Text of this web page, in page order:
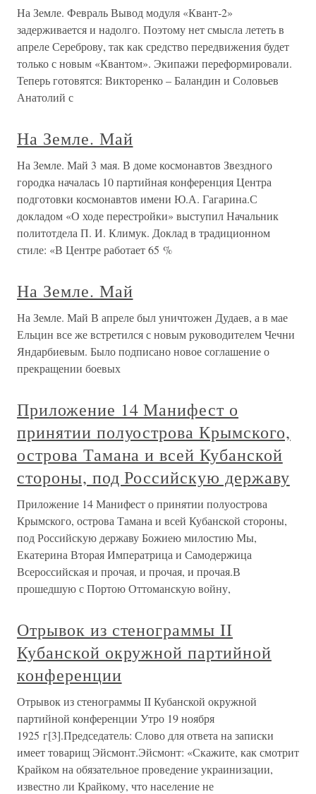
На Земле. Февраль Вывод модуля «Квант-2»
задерживается и надолго. Поэтому нет смысла лететь в
апреле Сереброву, так как средство передвижения будет
только с новым «Квантом». Экипажи переформировали.
Теперь готовятся: Викторенко – Баландин и Соловьев
Анатолий с
На Земле. Май
На Земле. Май 3 мая. В доме космонавтов Звездного
городка началась 10 партийная конференция Центра
подготовки космонавтов имени Ю.А. Гагарина.С
докладом «О ходе перестройки» выступил Начальник
политотдела П. И. Климук. Доклад в традиционном
стиле: «В Центре работает 65 %
На Земле. Май
На Земле. Май В апреле был уничтожен Дудаев, а в мае
Ельцин все же встретился с новым руководителем Чечни
Яндарбиевым. Было подписано новое соглашение о
прекращении боевых
Приложение 14 Манифест о
принятии полуострова Крымского,
острова Тамана и всей Кубанской
стороны, под Российскую державу
Приложение 14 Манифест о принятии полуострова
Крымского, острова Тамана и всей Кубанской стороны,
под Российскую державу Божиею милостию Мы,
Екатерина Вторая Императрица и Самодержица
Всероссийская и прочая, и прочая, и прочая.В
прошедшую с Портою Оттоманскую войну,
Отрывок из стенограммы II
Кубанской окружной партийной
конференции
Отрывок из стенограммы II Кубанской окружной
партийной конференции Утро 19 ноября
1925 г[3].Председатель: Слово для ответа на записки
имеет товарищ Эйсмонт.Эйсмонт: «Скажите, как смотрит
Крайком на обязательное проведение украинизации,
известно ли Крайкому, что население не